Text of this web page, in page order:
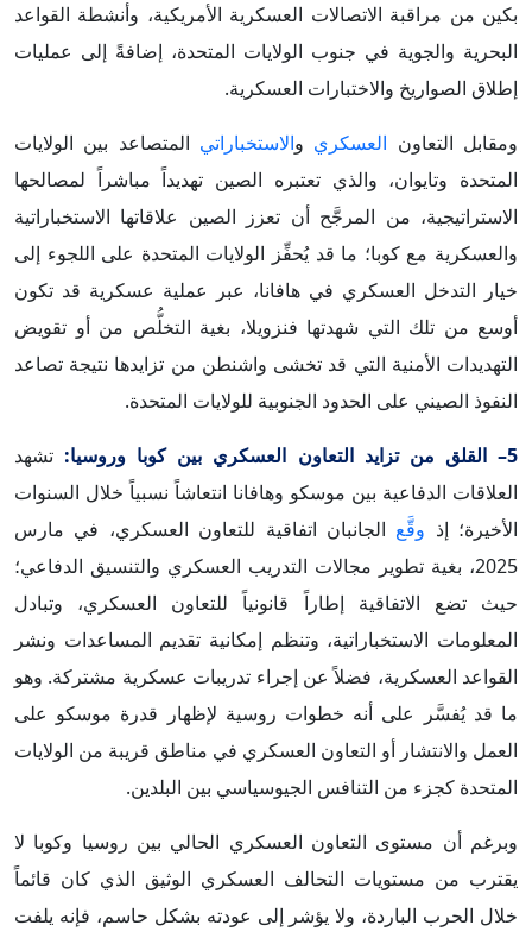
بكين من مراقبة الاتصالات العسكرية الأمريكية، وأنشطة القواعد
البحرية والجوية في جنوب الولايات المتحدة، إضافةً إلى عمليات
إطلاق الصواريخ والاختبارات العسكرية.
ومقابل التعاون العسكري والاستخباراتي المتصاعد بين الولايات
المتحدة وتايوان، والذي تعتبره الصين تهديداً مباشراً لمصالحها
الاستراتيجية، من المرجَّح أن تعزز الصين علاقاتها الاستخباراتية
والعسكرية مع كوبا؛ ما قد يُحفِّز الولايات المتحدة على اللجوء إلى
خيار التدخل العسكري في هافانا، عبر عملية عسكرية قد تكون
أوسع من تلك التي شهدتها فنزويلا، بغية التخلُّص من أو تقويض
التهديدات الأمنية التي قد تخشى واشنطن من تزايدها نتيجة تصاعد
النفوذ الصيني على الحدود الجنوبية للولايات المتحدة.
5– القلق من تزايد التعاون العسكري بين كوبا وروسيا:
تشهد
العلاقات الدفاعية بين موسكو وهافانا انتعاشاً نسبياً خلال السنوات
الأخيرة؛ إذ وقَّع الجانبان اتفاقية للتعاون العسكري، في مارس
2025، بغية تطوير مجالات التدريب العسكري والتنسيق الدفاعي؛
حيث تضع الاتفاقية إطاراً قانونياً للتعاون العسكري، وتبادل
المعلومات الاستخباراتية، وتنظم إمكانية تقديم المساعدات ونشر
القواعد العسكرية، فضلاً عن إجراء تدريبات عسكرية مشتركة. وهو
ما قد يُفسَّر على أنه خطوات روسية لإظهار قدرة موسكو على
العمل والانتشار أو التعاون العسكري في مناطق قريبة من الولايات
المتحدة كجزء من التنافس الجيوسياسي بين البلدين.
وبرغم أن مستوى التعاون العسكري الحالي بين روسيا وكوبا لا
يقترب من مستويات التحالف العسكري الوثيق الذي كان قائماً
خلال الحرب الباردة، ولا يؤشر إلى عودته بشكل حاسم، فإنه يلفت